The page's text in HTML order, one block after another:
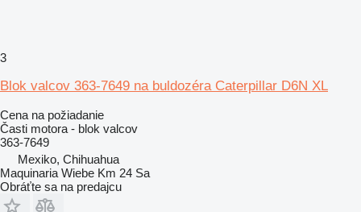
3
Blok valcov 363-7649 na buldozéra Caterpillar D6N XL
Cena na požiadanie
Časti motora - blok valcov
363-7649
Mexiko, Chihuahua
Maquinaria Wiebe Km 24 Sa
Obráťte sa na predajcu